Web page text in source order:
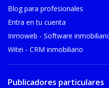
Blog para profesionales
Entra en tu cuenta
Inmoweb - Software
Witei - CRM inmobiliario
Publicadores particulares